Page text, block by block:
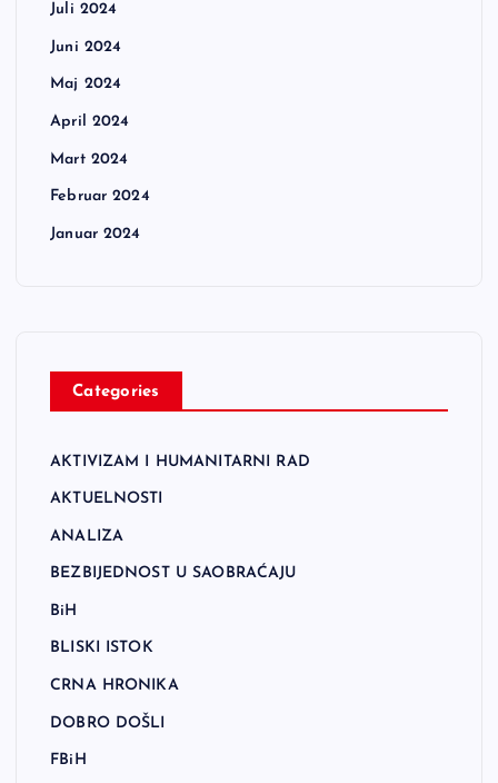
Juli 2024
Juni 2024
Maj 2024
April 2024
Mart 2024
Februar 2024
Januar 2024
Categories
AKTIVIZAM I HUMANITARNI RAD
AKTUELNOSTI
ANALIZA
BEZBIJEDNOST U SAOBRAĆAJU
BiH
BLISKI ISTOK
CRNA HRONIKA
DOBRO DOŠLI
FBiH